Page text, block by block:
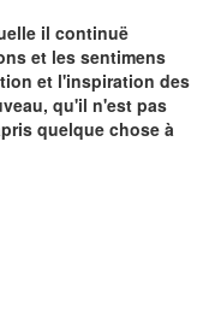
il continuë
et les sentimens
et l'inspiration des
qu'il n'est pas
quelque chose à